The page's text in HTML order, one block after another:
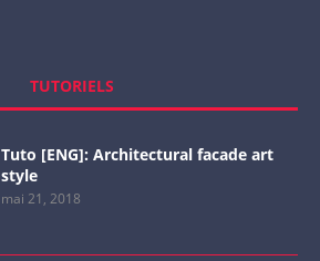
TUTORIELS
Tuto [ENG]: Architectural facade art
style
mai 21, 2018